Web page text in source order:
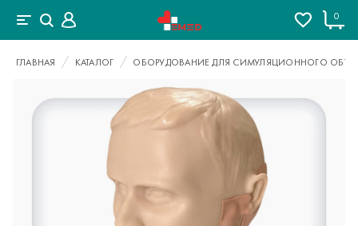
0
ГЛАВНАЯ КАТАЛОГ ОБОРУДОВАНИЕ ДЛЯ СИМУЛЯЦИОННОГО